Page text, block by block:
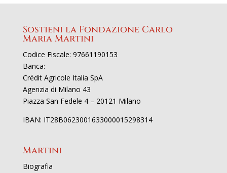
Sostieni la Fondazione Carlo
Maria Martini
Codice Fiscale: 97661190153
Banca:
Crédit Agricole Italia SpA
Agenzia di Milano 43
Piazza San Fedele 4 – 20121 Milano
IBAN: IT28B0623001633000015298314
Martini
Biografia